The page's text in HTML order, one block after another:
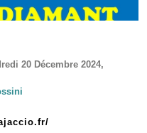
20 Décembre 2024,